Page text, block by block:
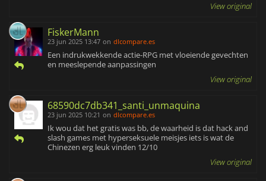
View original
FiskerMann
23 jun 2025 13:47 on dlcompare.es
Een indrukwekkende actie-RPG met vloeiende gevechten
en meeslepende aanpassingen
View original
68590dc7db341_santi_unmaquina
23 jun 2025 10:21 on dlcompare.es
Ik wou dat het gratis was bb, de waarheid is dat hack and
slash games met hyperseksuele meisjes iets is wat de
Chinezen erg leuk vinden 12/10
View original